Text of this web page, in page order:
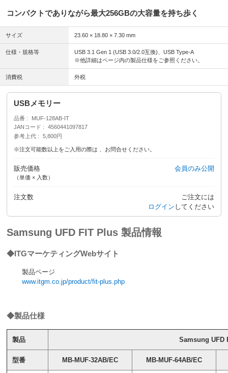
コンパクトでありながら最大256GBの大容量を持ち歩く
サイズ 23.60 × 18.80 × 7.30 mm
仕様・規格等
USB 3.1 Gen 1 (USB 3.0/2.0互換)、USB Type-A
※他詳細はページ内の製品仕様をご参照ください。
消費税 外税
USBメモリー
品番
MUF-128AB-IT
JANコード
4560441097817
参考上代
5,800円
※注文可能数以上をご入用の際は 、お問合せください。
販売価格
（単価 × 入数）
会員のみ公開
注文数
ご注文には
ログイン してください
Samsung UFD FIT Plus 製品情報
◆ITGマーケティングWebサイト
製品ページ
www.itgm.co.jp/product/fit-plus.php
◆製品仕様
製品 Samsung UFD
型番 MB-MUF-32AB/EC MB-MUF-64AB/EC